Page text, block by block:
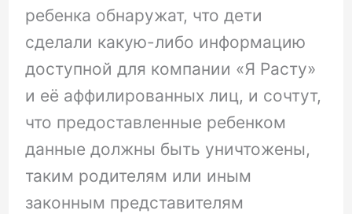
ребенка обнаружат, что дети
сделали какую-либо информацию
доступной для компании «Я Расту»
и её аффилированных лиц, и сочтут,
что предоставленные ребенком
данные должны быть уничтожены,
таким родителям или иным
законным представителям